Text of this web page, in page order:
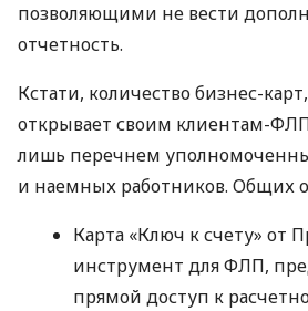
позволяющими не вести
отчетность.
Кстати, количество бизнес-
открывает своим клиентам-
лишь перечнем
и наемных работников. Общих
Карта «Ключ к счету» от
инструмент для ФЛП,
прямой доступ к